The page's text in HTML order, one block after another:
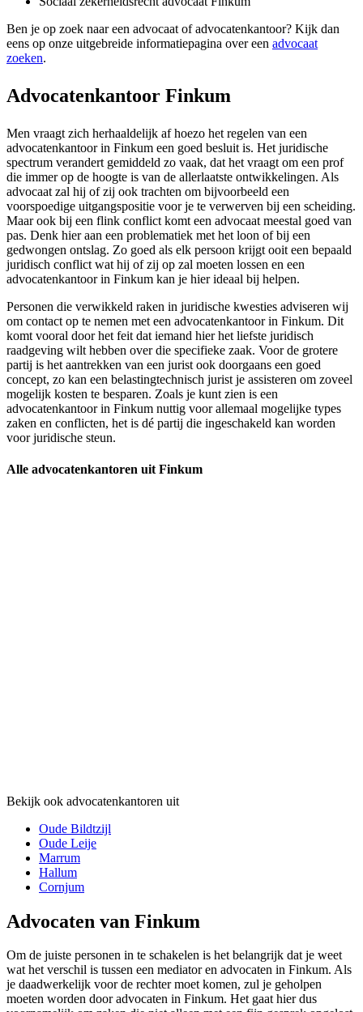
Ben je op zoek naar een advocaat of advocatenkantoor? Kijk dan
eens op onze uitgebreide informatiepagina over een advocaat
zoeken.
Advocatenkantoor Finkum
Men vraagt zich herhaaldelijk af hoezo het regelen van een
advocatenkantoor in Finkum een goed besluit is. Het juridische
spectrum verandert gemiddeld zo vaak, dat het vraagt om een prof
die immer op de hoogte is van de allerlaatste ontwikkelingen. Als
advocaat zal hij of zij ook trachten om bijvoorbeeld een
voorspoedige uitgangspositie voor je te verwerven bij een scheiding.
Maar ook bij een flink conflict komt een advocaat meestal goed van
pas. Denk hier aan een problematiek met het loon of bij een
gedwongen ontslag. Zo goed als elk persoon krijgt ooit een bepaald
juridisch conflict wat hij of zij op zal moeten lossen en een
advocatenkantoor in Finkum kan je hier ideaal bij helpen.
Personen die verwikkeld raken in juridische kwesties adviseren wij
om contact op te nemen met een advocatenkantoor in Finkum. Dit
komt vooral door het feit dat iemand hier het liefste juridisch
raadgeving wilt hebben over die specifieke zaak. Voor de grotere
partij is het aantrekken van een jurist ook doorgaans een goed
concept, zo kan een belastingtechnisch jurist je assisteren om zoveel
mogelijk kosten te besparen. Zoals je kunt zien is een
advocatenkantoor in Finkum nuttig voor allemaal mogelijke types
zaken en conflicten, het is dé partij die ingeschakeld kan worden
voor juridische steun.
Alle advocatenkantoren uit Finkum
Bekijk ook advocatenkantoren uit
Oude Bildtzijl
Oude Leije
Marrum
Hallum
Cornjum
Advocaten van Finkum
Om de juiste personen in te schakelen is het belangrijk dat je weet
wat het verschil is tussen een mediator en advocaten in Finkum. Als
je daadwerkelijk voor de rechter moet komen, zul je geholpen
moeten worden door advocaten in Finkum. Het gaat hier dus